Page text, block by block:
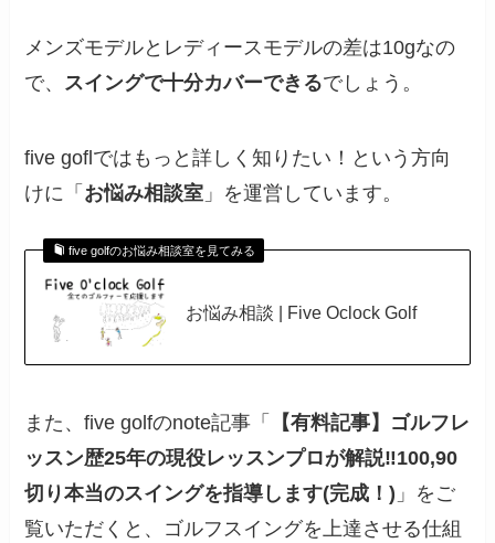
メンズモデルとレディースモデルの差は10gなの
で、 スイングで十分カバーできるでしょう。
five goflではもっと詳しく知りたい！という方向
けに「 お悩み相談室 」を運営しています。
five golfのお悩み相談室を見てみる
お悩み相談 | Five Oclock Golf
また、five golfのnote記事「
【有料記事】ゴルフレ
ッスン歴25年の現役レッスンプロが解説‼100,90
切り本当のスイングを指導します(完成！) 」をご
覧いただくと、ゴルフスイングを上達させる仕組